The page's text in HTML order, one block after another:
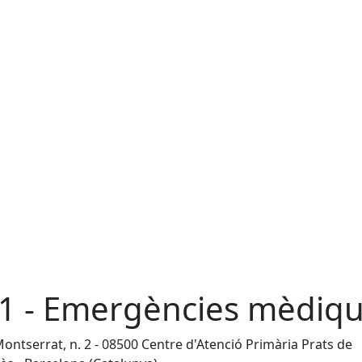
- Emergències
n. 2 - 08500 Centre d'Atenció Primària Prats de